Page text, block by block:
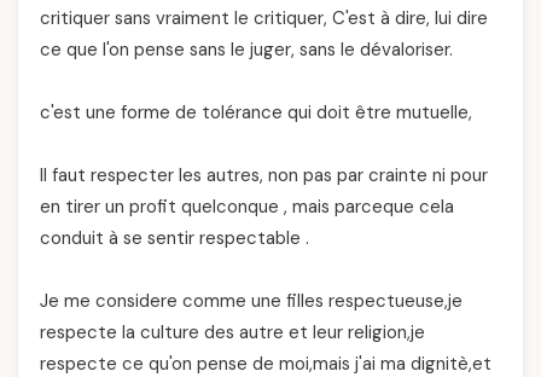
critiquer sans vraiment le critiquer, C'est à dire, lui dire
ce que l'on pense sans le juger, sans le dévaloriser.
c'est une forme de tolérance qui doit être mutuelle,
Il faut respecter les autres, non pas par crainte ni pour
en tirer un profit quelconque , mais parceque cela
conduit à se sentir respectable .
Je me considere comme une filles respectueuse,je
respecte la culture des autre et leur religion,je
respecte ce qu'on pense de moi,mais j'ai ma dignitè,et